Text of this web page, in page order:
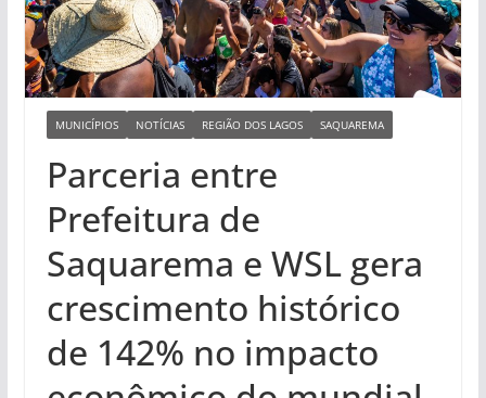
MUNICÍPIOS NOTÍCIAS REGIÃO DOS LAGOS SAQUAREMA
Parceria entre
Prefeitura de
Saquarema e WSL gera
crescimento histórico
de 142% no impacto